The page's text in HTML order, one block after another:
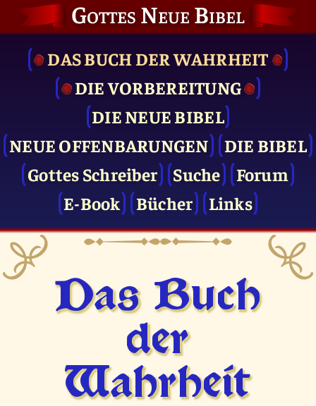
Gottes Neue Bibel
DAS BUCH DER WAHRHEIT
DIE VOR­BEREITUNG
DIE NEUE BIBEL
NEUE OFFENBARUNGEN
DIE BIBEL
Gottes Schreiber
Suche
Forum
E-Book
Bücher Links
Das Buch
der
Wahrheit